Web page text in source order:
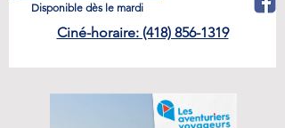
Ciné-horaire: (418) 856-1319
Disponible dès le mardi